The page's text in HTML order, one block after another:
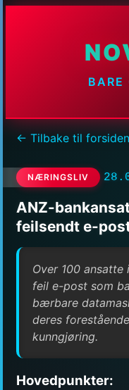
BARE
← Tilbake til forsiden
NÆRINGSLIV
ANZ-
feilsendt e-
Over 100
feil e-post som
bærbare
deres
kunngjøring.
Hovedpunkter: